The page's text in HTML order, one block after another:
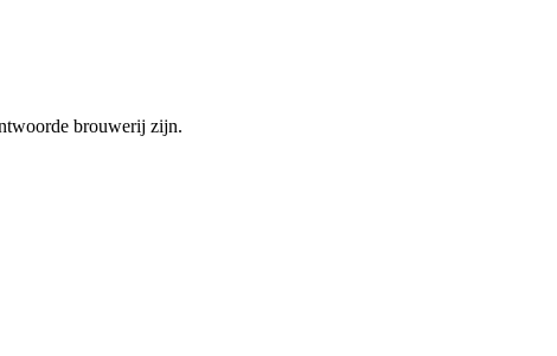
brouwerij zijn.